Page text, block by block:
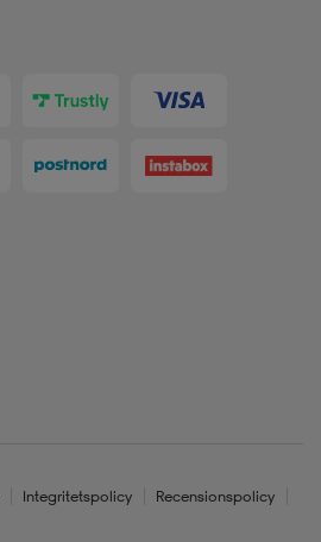
Integritetspolicy
Recensionspolicy